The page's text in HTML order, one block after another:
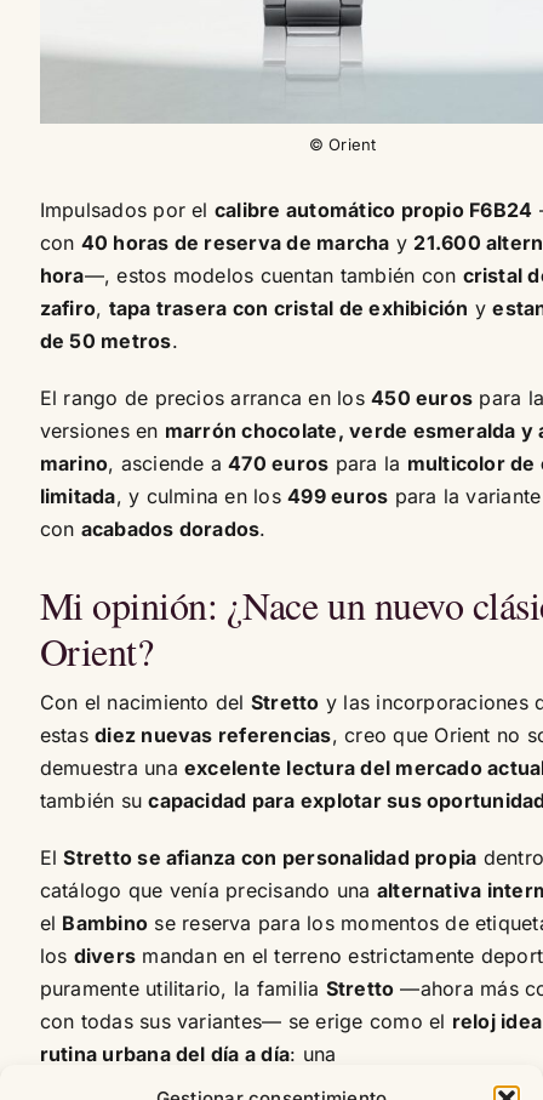
© Orient
Impulsados por el calibre automático propio F6B24
con 40 horas de reserva de marcha y 21.600
hora—, estos modelos cuentan también con cristal
zafiro, tapa trasera con cristal de exhibición y
de 50 metros.
El rango de precios arranca en los450 euros para
versiones en marrón chocolate, verde esmeralda y
marino, asciende a470 euros para la multicolor de
limitada, y culmina en los499 euros para la
con acabados dorados.
Mi opinión: ¿Nace un nuevo
Orient?
Con el nacimiento del Stretto y las incorporaciones
estasdiez nuevas referencias, creo que Orient no
demuestra unaexcelente lectura del mercado
también sucapacidad para explotar sus
ElStretto se afianza con personalidad propia
catálogo que venía precisando una alternativa
el Bambino se reserva para los momentos de
los divers mandan en el terreno estrictamente
puramente utilitario, la familia Stretto —ahora más
con todas sus variantes— se erige como el reloj
rutina urbana del día a día: una
confiable ,mecánicamente robusta y con la